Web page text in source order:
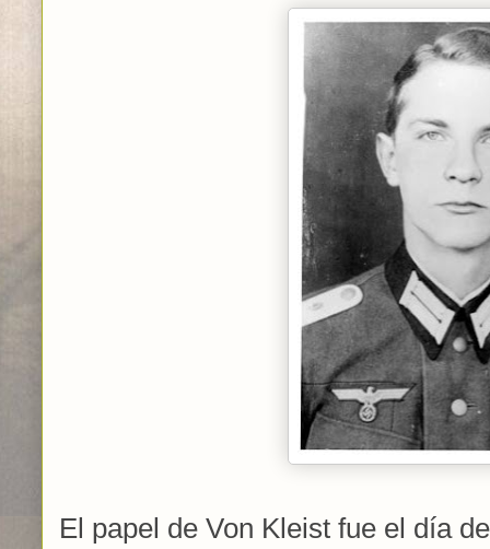
El papel de Von Kleist fue el día